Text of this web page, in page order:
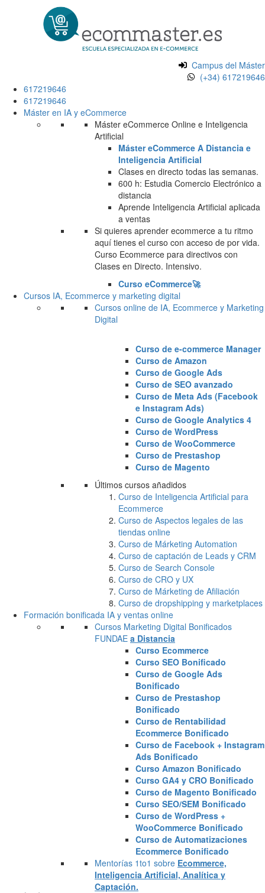
Campus del Máster
(+34) 617219646
617219646
617219646
Máster en IA y eCommerce
Máster eCommerce Online e Inteligencia
Artificial
Máster eCommerce A Distancia e
Inteligencia Artificial
Clases en directo todas las semanas.
600 h: Estudia Comercio Electrónico a
distancia
Aprende Inteligencia Artificial aplicada
a ventas
Si quieres aprender ecommerce a tu ritmo
aquí tienes el curso con acceso de por vida.
Curso Ecommerce para directivos con
Clases en Directo. Intensivo.
Curso eCommerce🚀
Cursos IA, Ecommerce y marketing digital
Cursos online de IA, Ecommerce y Marketing
Digital
Curso de e-commerce Manager
Curso de Amazon
Curso de Google Ads
Curso de SEO avanzado
Curso de Meta Ads (Facebook
e Instagram Ads)
Curso de Google Analytics 4
Curso de WordPress
Curso de WooCommerce
Curso de Prestashop
Curso de Magento
Últimos cursos añadidos
Curso de Inteligencia Artificial para
Ecommerce
Curso de Aspectos legales de las
tiendas online
Curso de Márketing Automation
Curso de captación de Leads y CRM
Curso de Search Console
Curso de CRO y UX
Curso de Márketing de Afiliación
Curso de dropshipping y marketplaces
Formación bonificada IA y ventas online
Cursos Marketing Digital Bonificados
FUNDAE a Distancia
Curso Ecommerce
Curso SEO Bonificado
Curso de Google Ads
Bonificado
Curso de Prestashop
Bonificado
Curso de Rentabilidad
Ecommerce Bonificado
Curso de Facebook + Instagram
Ads Bonificado
Curso Amazon Bonificado
Curso GA4 y CRO Bonificado
Curso de Magento Bonificado
Curso SEO/SEM Bonificado
Curso de WordPress +
WooCommerce Bonificado
Curso de Automatizaciones
Ecommerce Bonificado
Mentorías 1to1 sobre Ecommerce,
Inteligencia Artificial, Analítica y
Captación.